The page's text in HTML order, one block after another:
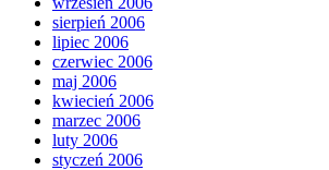
sierpień 2006
lipiec 2006
czerwiec 2006
maj 2006
kwiecień 2006
marzec 2006
luty 2006
styczeń 2006